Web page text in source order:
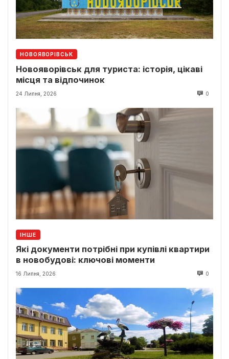
НОВОЯВОРІВСЬК
Новояворівськ для туриста: історія, цікаві
місця та відпочинок
24 Липня, 2026 0
ІНШЕ
Які документи потрібні при купівлі квартири
в новобудові: ключові моменти
16 Липня, 2026 0